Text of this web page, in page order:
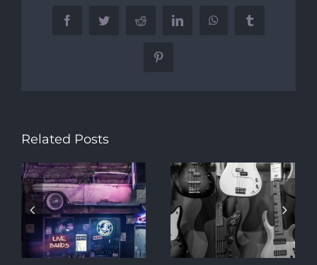
FacebookTwitter Reddit LinkedInWhatsAppTumblr
Pinterest
Related Posts
While my
guitar gently
weeps
It just
sounds
better